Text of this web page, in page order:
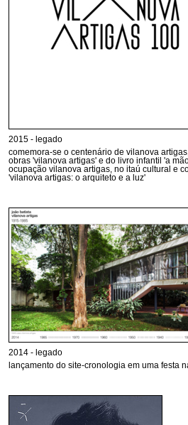
2015 - legado
comemora-se o centenário de vilanova
obras 'vilanova artigas' e do livro infantil 'a
ocupação vilanova artigas, no itaú cultural e
'vilanova artigas: o arquiteto e a luz'
2014 - legado
lançamento do site-cronologia em uma festa